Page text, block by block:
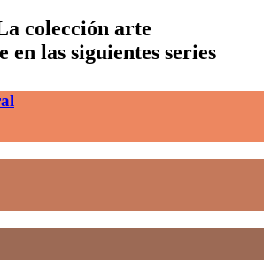
colección arte
en las siguientes series